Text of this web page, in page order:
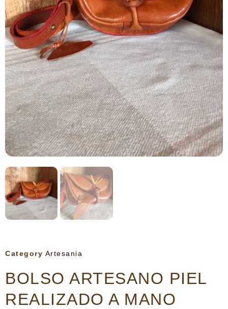
Category Artesania
BOLSO ARTESANO PIEL
REALIZADO A MANO